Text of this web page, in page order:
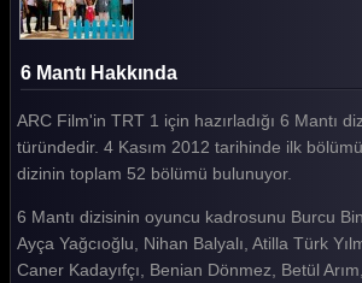
6 Mantı 17. Bölüm
6 Mantı 16. Bölüm
6 Mantı 15. Bölüm
6 Mantı 14. Bölüm
6 Mantı 13. Bölüm
6 Mantı 12. Bölüm
6 Mantı Hakkında
ARC Film'in TRT 1 için hazırladığı 6 Mantı
türündedir. 4 Kasım 2012 tarihinde ilk
dizinin toplam 52 bölümü bulunuyor.
6 Mantı dizisinin oyuncu kadrosunu Burcu
Ayça Yağcıoğlu, Nihan Balyalı, Atilla Türk
Caner Kadayıfçı, Benian Dönmez, Betül